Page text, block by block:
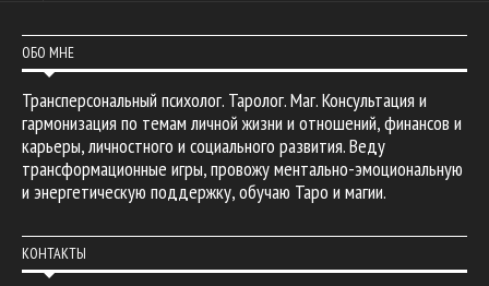
ОБО МНЕ
Трансперсональный психолог. Таролог. Маг. Консультация и
гармонизация по темам личной жизни и отношений, финансов и
карьеры, личностного и социального развития. Веду
трансформационные игры, провожу ментально-эмоциональную
и энергетическую поддержку, обучаю Таро и магии.
КОНТАКТЫ